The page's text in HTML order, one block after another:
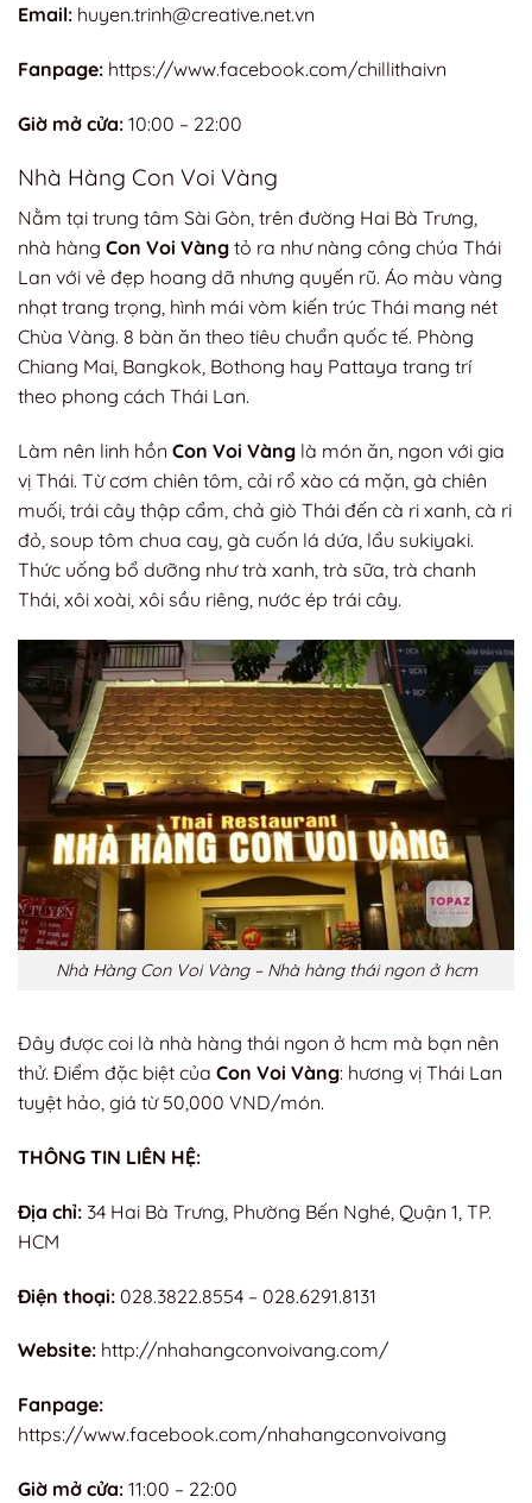
Email: huyen.trinh@creative.net.vn
Fanpage: https://www.facebook.com/chillithaivn
Giờ mở cửa: 10:00 – 22:00
Nhà Hàng Con Voi Vàng
Nằm tại trung tâm Sài Gòn, trên đường Hai Bà Trưng,
nhà hàng Con Voi Vàng tỏ ra như nàng công chúa Thái
Lan với vẻ đẹp hoang dã nhưng quyến rũ. Áo màu vàng
nhạt trang trọng, hình mái vòm kiến trúc Thái mang nét
Chùa Vàng. 8 bàn ăn theo tiêu chuẩn quốc tế. Phòng
Chiang Mai, Bangkok, Bothong hay Pattaya trang trí
theo phong cách Thái Lan.
Làm nên linh hồn Con Voi Vàng là món ăn, ngon với gia
vị Thái. Từ cơm chiên tôm, cải rổ xào cá mặn, gà chiên
muối, trái cây thập cẩm, chả giò Thái đến cà ri xanh, cà ri
đỏ, soup tôm chua cay, gà cuốn lá dứa, lẩu sukiyaki.
Thức uống bổ dưỡng như trà xanh, trà sữa, trà chanh
Thái, xôi xoài, xôi sầu riêng, nước ép trái cây.
Nhà Hàng Con Voi Vàng – Nhà hàng thái ngon ở hcm
Đây được coi là nhà hàng thái ngon ở hcm mà bạn nên
thử. Điểm đặc biệt của Con Voi Vàng: hương vị Thái Lan
tuyệt hảo, giá từ 50,000 VND/món.
THÔNG TIN LIÊN HỆ:
Địa chỉ: 34 Hai Bà Trưng, Phường Bến Nghé, Quận 1, TP.
HCM
Điện thoại: 028.3822.8554 – 028.6291.8131
Website: http://nhahangconvoivang.com/
Fanpage:
https://www.facebook.com/nhahangconvoivang
Giờ mở cửa: 11:00 – 22:00